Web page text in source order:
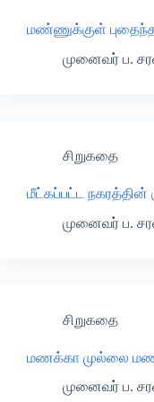
மண்ணுக்குள்
முனைவர் ப.
சிறுகதை
மீட்கப்பட்ட நகரத்தின்
முனைவர் ப.
சிறுகதை
மணக்கா முல்லை
முனைவர் ப.